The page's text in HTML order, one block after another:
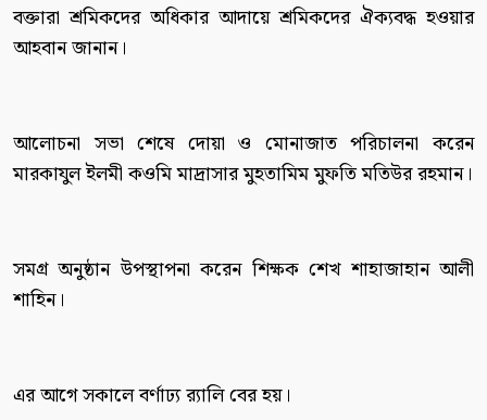
বক্তারা শ্রমিকদের অধিকার আদায়ে শ্রমিকদের ঐক্যবদ্ধ হওয়ার
আহবান জানান।
আলোচনা সভা শেষে দোয়া ও মোনাজাত পরিচালনা করেন
মারকাযুল ইলমী কওমি মাদ্রাসার মুহতামিম মুফতি মতিউর রহমান।
সমগ্র অনুষ্ঠান উপস্থাপনা করেন শিক্ষক শেখ শাহাজাহান আলী
শাহিন।
এর আগে সকালে বর্ণাঢ্য র‌্যালি বের হয়।